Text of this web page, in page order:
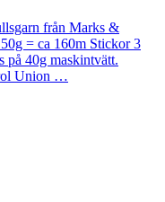
från Marks &
= ca 160m Stickor 3
på 40g maskintvätt.
Union …